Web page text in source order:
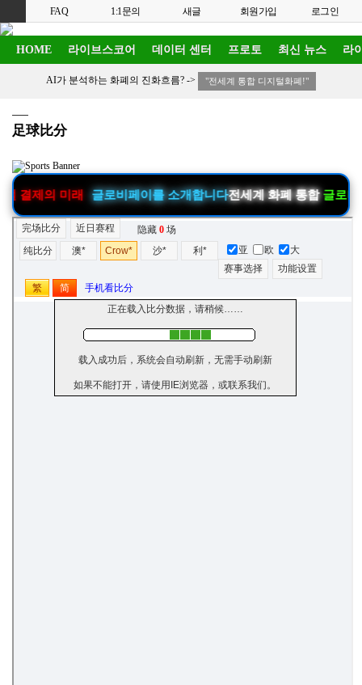
FAQ 1:1문의 새글 회원가입 로그인
HOME 라이브스코어 데이터 센터 프로토 최신 뉴스 라
AI가 분석하는 화폐의 진화흐름? -> "전세계 통합 디지털화폐!"
足球比分
미래 글로비페이를 소개합니다전세계 화폐 통합 글로비페이